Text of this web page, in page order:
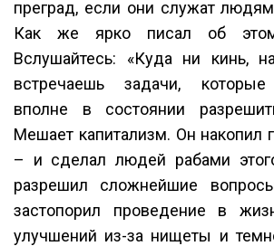
преград, если они служат
Как же ярко писал об
Вслушайтесь: «Куда ни кинь,
встречаешь задачи, которые
вполне в состоянии
Мешает капитализм. Он накопил
– и сделал людей рабами
разрешил сложнейшие
застопорил проведение в
улучшений из-за нищеты и